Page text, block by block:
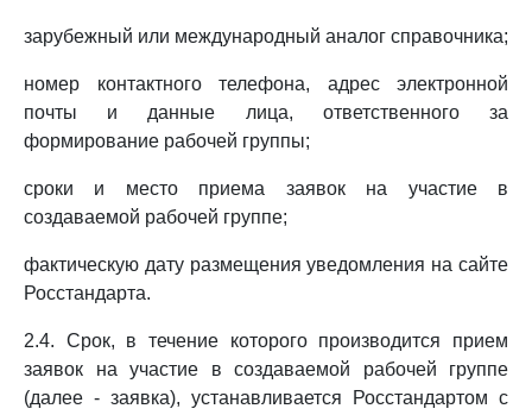
зарубежный или международный аналог справочника;
номер контактного телефона, адрес электронной
почты и данные лица, ответственного за
формирование рабочей группы;
сроки и место приема заявок на участие в
создаваемой рабочей группе;
фактическую дату размещения уведомления на сайте
Росстандарта.
2.4. Срок, в течение которого производится прием
заявок на участие в создаваемой рабочей группе
(далее - заявка), устанавливается Росстандартом с